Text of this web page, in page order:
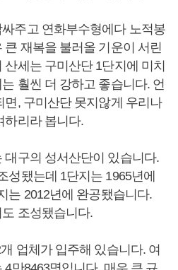
주고 연화부수형에다 노적봉
큰 재복을 불러올 기운이 서린
세는 구미산단 1단지에 미치
훨씬 더 강하고 좋습니다. 언
면, 구미산단 못지않게 우리나
하리라 봅니다.
대구의 성서산단이 있습니다.
성됐는데 1단지는 1965년에
는 2012년에 완공됐습니다.
조성됐습니다.
업체가 입주해 있습니다. 여